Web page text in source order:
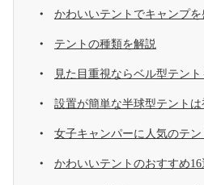
かわいいテントでキャンプを
テントの種類を解説
見た目重視ならベル型テント
設置が簡単な半球型テントは
女子キャンパーに人気のテン
かわいいテントのおすすめ16